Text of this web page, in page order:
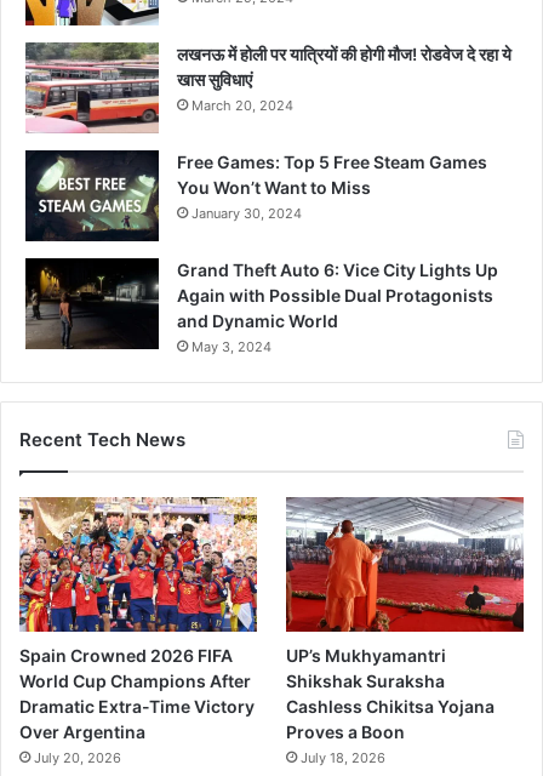
लखनऊ में होली पर यात्रियों की होगी मौज! रोडवेज दे रहा ये
खास सुविधाएं
March 20, 2024
Free Games: Top 5 Free Steam Games
You Won’t Want to Miss
January 30, 2024
Grand Theft Auto 6: Vice City Lights Up
Again with Possible Dual Protagonists
and Dynamic World
May 3, 2024
Recent Tech News
Spain Crowned 2026 FIFA
World Cup Champions After
Dramatic Extra-Time Victory
Over Argentina
July 20, 2026
UP’s Mukhyamantri
Shikshak Suraksha
Cashless Chikitsa Yojana
Proves a Boon
July 18, 2026